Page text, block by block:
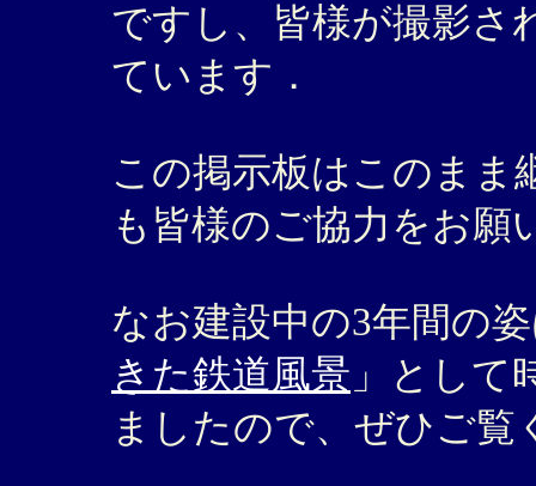
ですし、皆様が撮影さ
ています．
この掲示板はこのまま
も皆様のご協力をお願
なお建設中の3年間の
きた鉄道風景 」として
ましたので、ぜひご覧